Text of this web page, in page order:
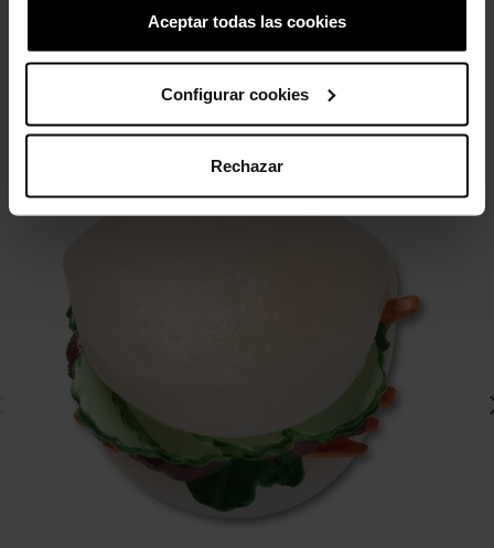
Aceptar todas las cookies
Configurar cookies
Rechazar
4 otros productos de la misma